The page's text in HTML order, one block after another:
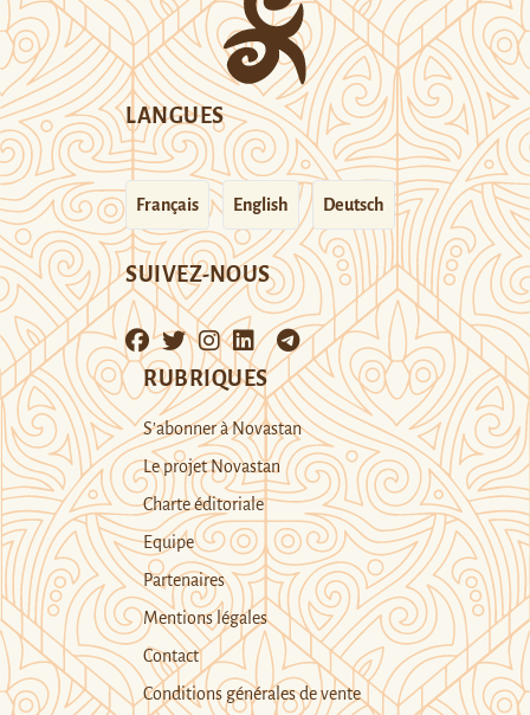
LANGUES
Français English Deutsch
SUIVEZ-NOUS
RUBRIQUES
S’abonner à Novastan
Le projet Novastan
Charte éditoriale
Equipe
Partenaires
Mentions légales
Contact
Conditions générales de vente